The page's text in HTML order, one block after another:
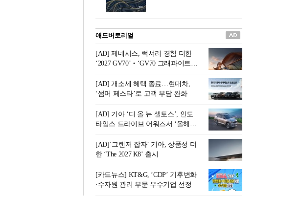
록 고문은 새로운 시각을 제시
0년의 과도기는 지옥이 아니라
정화와 성장의 공간인 ‘은퇴연
옥(Purgatory)’이라는 것이다.
연옥은 고통스럽지만 끝이 있
으며, 준비를 통해 천국으로 나
아갈 수 있는 희망의 장소라고
말한
통 관료 출신으로 한국 금융의
주요 변곡점마다 중요한 역할
을 하고 금융 경영인으로서 큰
족적을 남긴 김 전 회장이 후배
세대에게 전하는 삶의 조언을
담은 인생 노트다.『물처럼 흐
르고 원칙으로 서다』는 단순
한 자서전을 넘어, 실패를 두려
워하지 않는 용기와 자신에 대
한 믿음이 어떻게 삶을 풍요롭
게 만드는지를 보여주는 지혜
의 보고로 평가된다.김용환 전
회장은 “인생의 목표가 크더라
도 조급해하지 말고 작은 것부
터 하나 하나 성취해 나가
라”고 조언한다. 뼈아픈 실패
조차 성공의 뼈대가 된다는 긍
애드버토리얼
[AD] 제네시스, 럭셔리 경험 더한
‘2027 GV70’‧‘GV70 그래파이트’
[AD] 개소세 혜택 종료…현대차,
‘썸머 페스타’로 고객 부담 완화
[AD] 기아 ‘디 올 뉴 셀토스’, 인도
타임스 드라이브 어워즈서 ‘올해의
[AD]‘그랜저 잡자’ 기아, 상품성 더
한 ‘The 2027 K8’ 출시
[카드뉴스] KT&G, ‘CDP’ 기후변화
·수자원 관리 부문 우수기업 선정